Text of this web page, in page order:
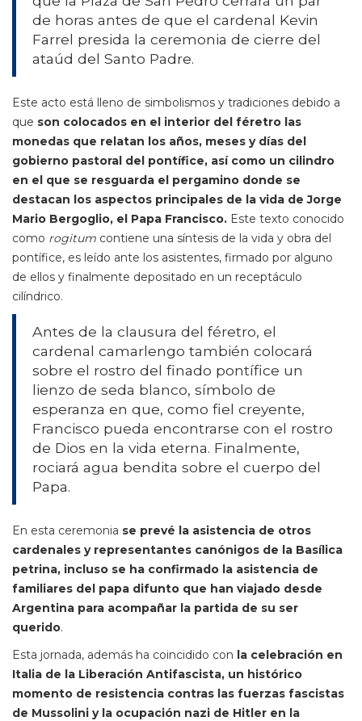
de horas antes de que el cardenal Kevin
Farrel presida la ceremonia de cierre del
ataúd del Santo Padre.
Este acto está lleno de simbolismos y tradiciones debido a
que son colocados en el interior del féretro las
monedas que relatan los años, meses y días del
gobierno pastoral del pontífice, así como un cilindro
en el que se resguarda el pergamino donde se
destacan los aspectos principales de la vida de Jorge
Mario Bergoglio, el Papa Francisco. Este texto conocido
como rogitum contiene una síntesis de la vida y obra del
pontífice, es leído ante los asistentes, firmado por alguno
de ellos y finalmente depositado en un receptáculo
cilíndrico.
Antes de la clausura del féretro, el
cardenal camarlengo también colocará
sobre el rostro del finado pontífice un
lienzo de seda blanco, símbolo de
esperanza en que, como fiel creyente,
Francisco pueda encontrarse con el rostro
de Dios en la vida eterna. Finalmente,
rociará agua bendita sobre el cuerpo del
Papa.
En esta ceremonia se prevé la asistencia de otros
cardenales y representantes canónigos de la Basílica
petrina, incluso se ha confirmado la asistencia de
familiares del papa difunto que han viajado desde
Argentina para acompañar la partida de su ser
querido.
Esta jornada, además ha coincidido con la celebración en
Italia de la Liberación Antifascista, un histórico
momento de resistencia contras las fuerzas fascistas
de Mussolini y la ocupación nazi de Hitler en la